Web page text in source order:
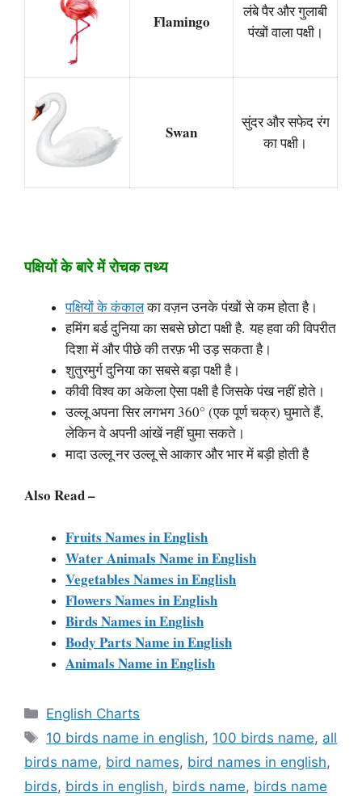
Flamingo
लंबे पैर और गुलाबी
पंखों वाला पक्षी।
Swan
सुंदर और सफेद रंग
का पक्षी।
पक्षियों के बारे में रोचक तथ्य
पक्षियों के कंकालका वज़न उनके पंखों से कम होता है।
हमिंग बर्ड दुनिया का सबसे छोटा पक्षी है. यह हवा की विपरीत
दिशा में और पीछे की तरफ़ भी उड़ सकता है।
शुतुरमुर्ग दुनिया का सबसे बड़ा पक्षी है।
कीवी विश्व का अकेला ऐसा पक्ष‍ी है जिसके पंख नहीं होते।
उल्लू अपना सिर लगभग 360° (एक पूर्ण चक्र) घुमाते हैं,
लेकिन वे अपनी आंखें नहीं घुमा सकते।
मादा उल्लू नर उल्लू से आकार और भार में बड़ी होती है
Also Read –
Fruits Names in English
Water Animals Name in English
Vegetables Names in English
Flowers Names in English
Birds Names in English
Body Parts Name in English
Animals Name in English
Categories
English Charts
Tags
10 birds name in english, 100 birds name, all
birds name, bird names, bird names in english,
birds, birds in english, birds name, birds name